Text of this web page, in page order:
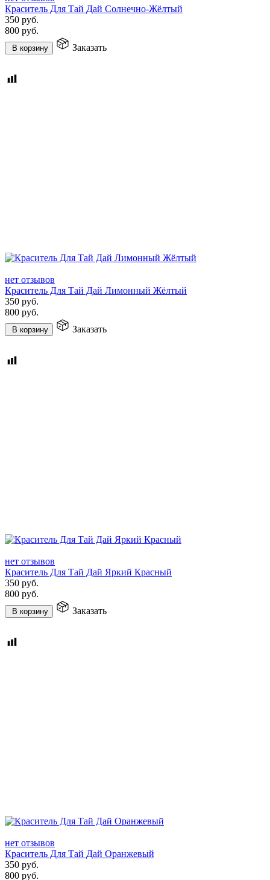
Краситель Для Тай Дай Солнечно-Жёлтый
350 руб.
800 руб.
В корзину Заказать
нет отзывов
Краситель Для Тай Дай Лимонный Жёлтый
350 руб.
800 руб.
В корзину Заказать
нет отзывов
Краситель Для Тай Дай Яркий Красный
350 руб.
800 руб.
В корзину Заказать
нет отзывов
Краситель Для Тай Дай Оранжевый
350 руб.
800 руб.